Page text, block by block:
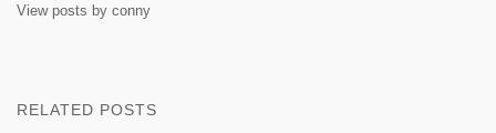
View posts by conny
RELATED POSTS